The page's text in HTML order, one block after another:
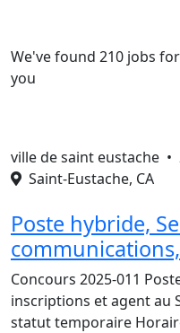
We've found 210 jobs for
you
ville de saint eustache •
Saint-Eustache, CA
Poste hybride,
Concours 2025-011
inscriptions et agent au
statut temporaire